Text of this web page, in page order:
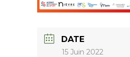
DATE
15 Juin 2022